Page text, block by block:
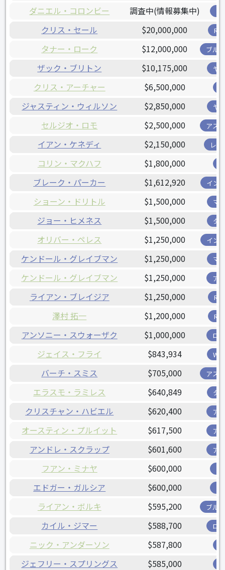
ダニエル・コロンビー 調査中(情報募集中)
クリス・セール $20,000,000 R
タナー・ローク $12,000,000 ブル
ザック・ブリトン $10,175,000 ヤ
クリス・アーチャー $6,500,000
ジャスティン・ウィルソン $2,850,000 ヤ
セルジオ・ロモ $2,500,000 アス
イアン・ケネディ $2,150,000 レ
コリン・マクハフ $1,800,000
ブレーク・パーカー $1,612,920 イン
ショーン・ドリトル $1,500,000 マ
ジョー・ヒメネス $1,500,000 タ
オリバー・ペレス $1,250,000 イン
ケンドール・グレイブマン $1,250,000 マ
ケンドール・グレイブマン $1,250,000 ア
ライアン・ブレイジア $1,250,000 R
澤村 拓一 $1,200,000 R
アンソニー・スウォーザク $1,000,000 ロ
ジェイス・フライ $843,934 W
バーチ・スミス $705,000 アス
エラスモ・ラミレス $640,849 タ
クリスチャン・ハビエル $620,400 ア
オースティン・プルイット $617,500 ア
アンドレ・スクラップ $601,600 ア
フアン・ミナヤ $600,000
エドガー・ガルシア $600,000
ライアン・ボルキ $595,200 ブル
カイル・ジマー $588,700 ロ
ニック・アンダーソン $587,800
ジェフリー・スプリングス $585,000